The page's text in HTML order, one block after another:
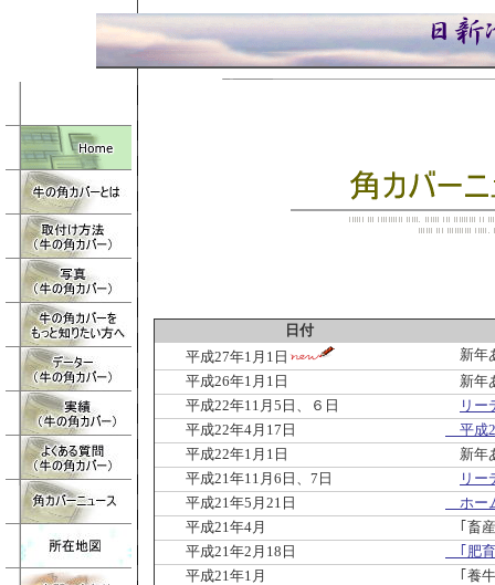
日付
平成27年1月1日
新年
平成26年1月1日
新年
平成22年11月5日、６日
リー
平成22年4月17日
平成
平成22年1月1日
新年
平成21年11月6日、7日
リー
平成21年5月21日
ホー
平成21年4月
｢畜産
平成21年2月18日
｢肥育
平成21年1月
｢養牛